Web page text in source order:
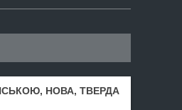
НОВА, ТВЕРДА